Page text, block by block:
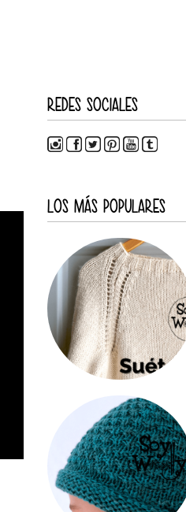
REDES SOCIALES
LOS MÁS POPULARES